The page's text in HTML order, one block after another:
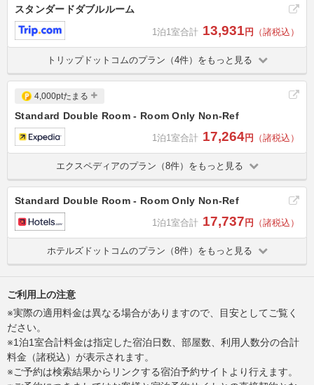
スタンダードダブルルーム
1泊1室合計 13,931 円 （諸税込）
トリップドットコムのプラン（4件）をもっと見る
4,000ptたまる
Standard Double Room - Room Only Non-Ref
1泊1室合計 17,264円 （諸税込）
エクスペディアのプラン（8件）をもっと見る
Standard Double Room - Room Only Non-Ref
1泊1室合計 17,737 円 （諸税込）
ホテルズドットコムのプラン（8件）をもっと見る
ご利用上の注意
※実際の適用料金は異なる場合がありますので、目安としてご覧く
ださい。
※1泊1室合計料金は指定した宿泊日数、部屋数、利用人数分の合計
料金（諸税込）が表示されます。
※ご予約は検索結果からリンクする宿泊予約サイトより行えます。